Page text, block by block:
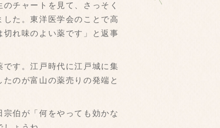
チャートを見て、さっそく
た。東洋医学会のことで高
れ味のよい薬です」と返事
す。江戸時代に江戸城に集
のが富山の薬売りの発端と
伯が「何をやっても効かな